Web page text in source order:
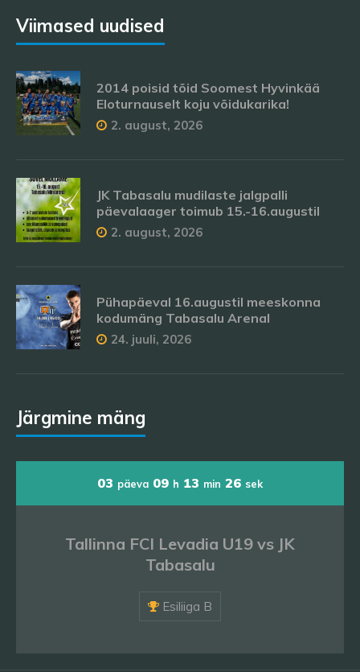
Viimased uudised
2014 poisid tõid Soomest Hyvinkää
Eloturnauselt koju võidukarika!
2. august, 2026
JK Tabasalu mudilaste jalgpalli
päevalaager toimub 15.-16.augustil
2. august, 2026
Pühapäeval 16.augustil meeskonna
kodumäng Tabasalu Arenal
24. juuli, 2026
Järgmine mäng
03 päeva 09 h 13 min 24 sek
Tallinna FCI Levadia U19 vs JK
Tabasalu
Esiliiga B